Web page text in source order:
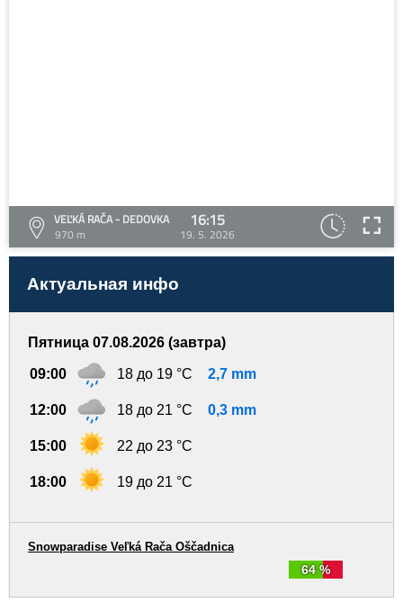
VEĽKÁ RAČA - DEDOVKA
970 m
16:15
19. 5. 2026
Актуальная инфо
Пятница 07.08.2026 (завтра)
09:00 18 до 19 °C 2,7 mm
12:00 18 до 21 °C 0,3 mm
15:00 22 до 23 °C
18:00 19 до 21 °C
64 %
Snowparadise Veľká Rača Oščadnica